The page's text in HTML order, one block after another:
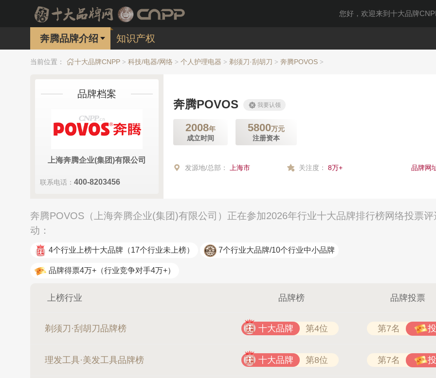
您好，欢迎来到十大品牌
奔腾品牌介绍 知识产权
当前位置： 十大品牌CNPP > 科技/电器/网络 > 个人护理电器 > 剃须刀·刮胡刀 > 奔腾POVOS >
品牌档案
上海奔腾企业(集团)有限公司
联系电话： 400-8203456
奔腾POVOS 我要认领
2008年
成立时间
5800万元
注册资本
发源地/总部： 上海市 关注度： 8万+ 品牌网
奔腾POVOS（上海奔腾企业(集团)有限公司）正在参加2026年行业十大品牌排行榜网络投票评
动：
4个行业上榜十大品牌 （17个行业未上榜） 7个行业大品牌/10个行业中小品牌
品牌得票4万+ （行业竞争对手4万+）
上榜行业 品牌榜 品牌投票
剃须刀·刮胡刀品牌榜 十大品牌 第4位 第7名
理发工具·美发工具品牌榜 十大品牌 第8位 第7名